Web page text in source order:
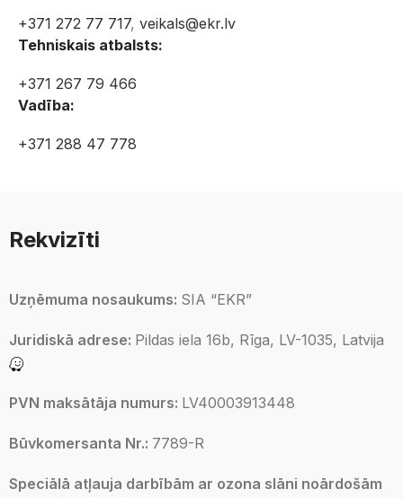
+371 272 77 717,veikals@ekr.lv
Tehniskais atbalsts:
+371 267 79 466
Vadība:
+371 288 47 778
Rekvizīti
Uzņēmuma nosaukums: SIA “EKR”
Juridiskā adrese: Pildas iela 16b, Rīga, LV-1035, Latvija
PVN maksātāja numurs: LV40003913448
Būvkomersanta Nr.: 7789-R
Speciālā atļauja darbībām ar ozona slāni noārdošām